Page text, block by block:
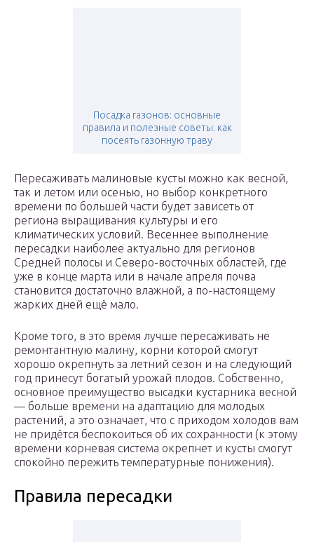
Посадка газонов: основные
правила и полезные советы. как
посеять газонную траву
Пересаживать малиновые кусты можно как весной,
так и летом или осенью, но выбор конкретного
времени по большей части будет зависеть от
региона выращивания культуры и его
климатических условий. Весеннее выполнение
пересадки наиболее актуально для регионов
Средней полосы и Северо-восточных областей, где
уже в конце марта или в начале апреля почва
становится достаточно влажной, а по-настоящему
жарких дней ещё мало.
Кроме того, в это время лучше пересаживать не
ремонтантную малину, корни которой смогут
хорошо окрепнуть за летний сезон и на следующий
год принесут богатый урожай плодов. Собственно,
основное преимущество высадки кустарника весной
— больше времени на адаптацию для молодых
растений, а это означает, что с приходом холодов вам
не придётся беспокоиться об их сохранности (к этому
времени корневая система окрепнет и кусты смогут
спокойно пережить температурные понижения).
Правила пересадки